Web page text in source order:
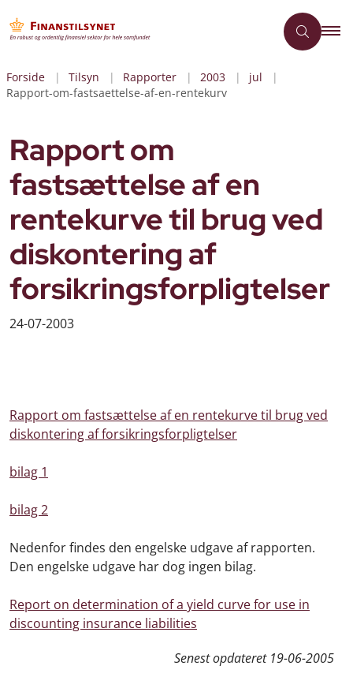
Forside Tilsyn Rapporter 2003
jul
Rapport-om-fastsaettelse-af-en-rentekurv
Rapport om
fastsættelse af en
rentekurve til brug ved
diskontering af
forsikringsforpligtelser
24-07-2003
Rapport om fastsættelse af en rentekurve til brug ved
diskontering af forsikringsforpligtelser
bilag 1
bilag 2
Nedenfor findes den engelske udgave af rapporten.
Den engelske udgave har dog ingen bilag.
Report on determination of a yield curve for use in
discounting insurance liabilities
Senest opdateret 19-06-2005